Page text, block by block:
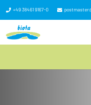
+49 38461 9167-0